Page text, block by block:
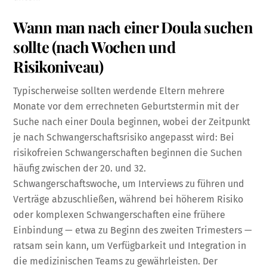
Wann man nach einer Doula suchen
sollte (nach Wochen und
Risikoniveau)
Typischerweise sollten werdende Eltern mehrere
Monate vor dem errechneten Geburtstermin mit der
Suche nach einer Doula beginnen, wobei der Zeitpunkt
je nach Schwangerschaftsrisiko angepasst wird: Bei
risikofreien Schwangerschaften beginnen die Suchen
häufig zwischen der 20. und 32.
Schwangerschaftswoche, um Interviews zu führen und
Verträge abzuschließen, während bei höherem Risiko
oder komplexen Schwangerschaften eine frühere
Einbindung — etwa zu Beginn des zweiten Trimesters —
ratsam sein kann, um Verfügbarkeit und Integration in
die medizinischen Teams zu gewährleisten. Der